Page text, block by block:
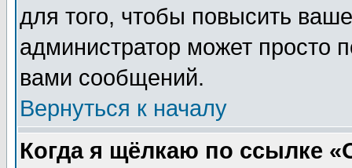
для того, чтобы повысить
администратор может просто
вами сообщений.
Вернуться к началу
Когда я щёлкаю по ссылке